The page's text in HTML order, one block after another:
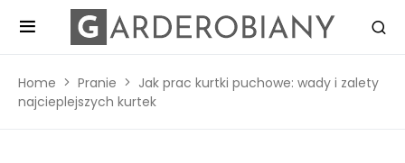
Home Pranie
Jak prac kurtki puchowe: wady i zalety
najcieplejszych kurtek